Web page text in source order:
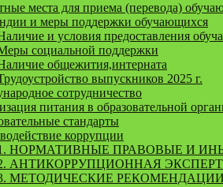
места для приема (перевода)
и меры поддержки обучающихся
и условия предоставления
социальной поддержки
общежития,интерната
выпускников 2025 г.
сотрудничество
питания в образовательной
стандарты
коррупции
НОРМАТИВНЫЕ ПРАВОВЫЕ И
АНТИКОРРУПЦИОННАЯ
МЕТОДИЧЕСКИЕ